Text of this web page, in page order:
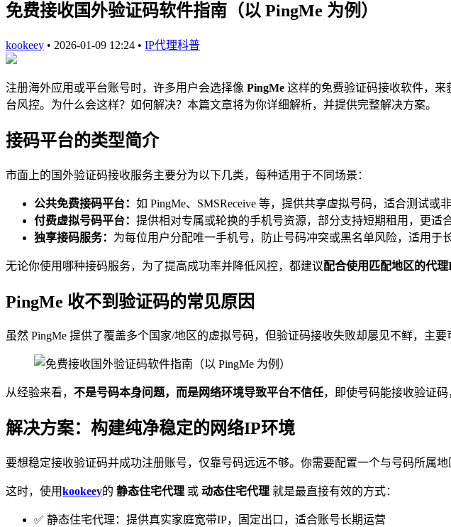
免费接收国外验证码软件指南（以 PingMe 为例）
kookeey • 2026-01-09 12:24 • IP代理科普
注册海外应用或平台账号时，许多用户会选择像 PingMe 这样的免费验证码接收软件，
台风控。为什么会这样？如何解决？本篇文章将为你详细解析，并提供完整解决方案。
接码平台的类型简介
市面上的国外验证码接收服务主要分为以下几类，每种适用于不同场景：
公共免费接码平台： 如 PingMe、SMSReceive 等，提供共享虚拟号码，适合测试
付费虚拟号码平台： 提供相对专属或轮换的手机号资源，部分支持短期租用，更适
独享接码服务： 为每位用户分配唯一手机号，防止号码冲突或黑名单风险，适用于
无论你使用哪种接码服务，为了提高成功率并降低风控，都建议配合使用匹配地区的代理
PingMe 收不到验证码的常见原因
虽然 PingMe 提供了覆盖多个国家/地区的虚拟号码，但验证码接收失败却屡见不鲜，主要
从经验来看， 不是号码本身问题，而是网络环境导致平台不信任，即使号码能接收验证码
解决方案：构建纯净稳定的网络IP环境
要想稳定接收验证码并成功注册账号，仅靠号码远远不够。你需要配置一个与号码所属
这时，使用kookeey的 静态住宅代理 或 动态住宅代理 就是最直接有效的方式：
✅ 静态住宅代理：提供真实家庭宽带IP，固定出口，适合账号长期运营